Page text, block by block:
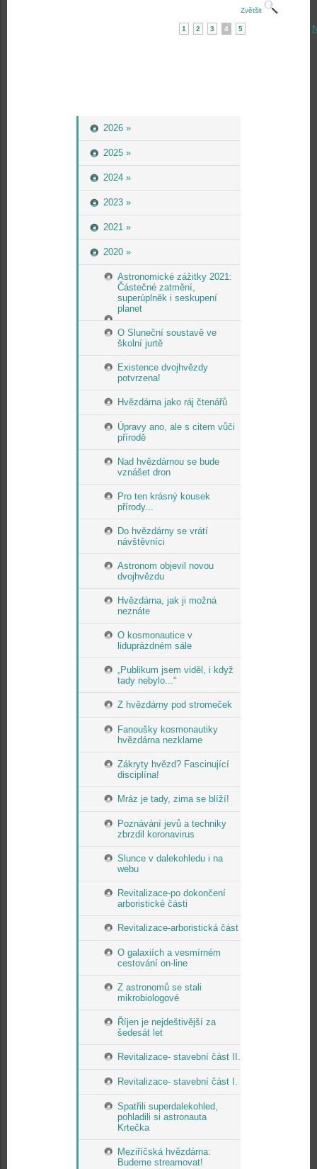
2026 »
2025 »
2024 »
2023 »
2021 »
2020 »
Astronomické zážitky 2021:
Částečné zatmění,
superúplněk i seskupení
planet
O Sluneční soustavě ve
školní jurtě
Existence dvojhvězdy
potvrzena!
Hvězdárna jako ráj čtenářů
Úpravy ano, ale s citem vůči
přírodě
Nad hvězdárnou se bude
vznášet dron
Pro ten krásný kousek
přírody...
Do hvězdárny se vrátí
návštěvníci
Astronom objevil novou
dvojhvězdu
Hvězdárna, jak ji možná
neznáte
O kosmonautice v
liduprázdném sále
„Publikum jsem viděl, i když
tady nebylo...“
Z hvězdárny pod stromeček
Fanoušky kosmonautiky
hvězdárna nezklame
Zákryty hvězd? Fascinující
disciplína!
Mráz je tady, zima se blíží!
Poznávání jevů a techniky
zbrzdil koronavirus
Slunce v dalekohledu i na
webu
Revitalizace-po dokončení
arboristické části
Revitalizace-arboristická část
O galaxiích a vesmírném
cestování on-line
Z astronomů se stali
mikrobiologové
Říjen je nejdeštivější za
šedesát let
Revitalizace- stavební část II.
Revitalizace- stavební část I.
Spatřili superdalekohled,
pohladili si astronauta
Krtečka
Meziříčská hvězdárna:
Budeme streamovat!
Zvětšit
1 2 3 4 5